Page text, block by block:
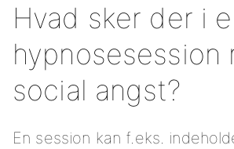
Hvad sker der i
hypnosesession
social angst?
En session kan f.eks.